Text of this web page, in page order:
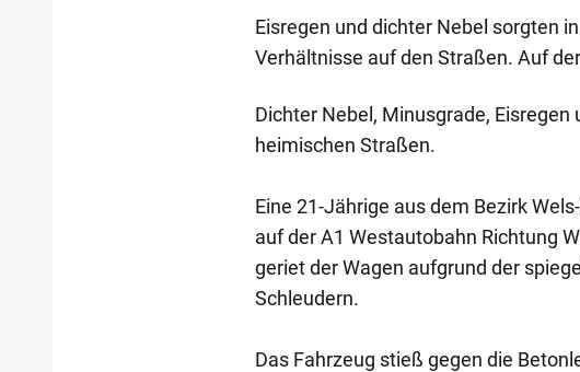
Eisregen und dichter Nebel sorgten
Verhältnisse auf den Straßen. Auf
Dichter Nebel, Minusgrade,
heimischen Straßen.
Eine 21-Jährige aus dem Bezirk
auf der A1 Westautobahn Richtung
geriet der Wagen aufgrund der
Schleudern.
Das Fahrzeug stieß gegen die